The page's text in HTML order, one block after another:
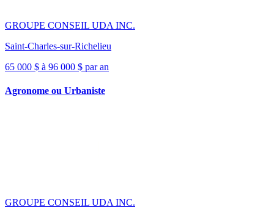
GROUPE CONSEIL UDA INC.
Saint-Charles-sur-Richelieu
65 000 $ à 96 000 $ par an
Agronome ou Urbaniste
GROUPE CONSEIL UDA INC.